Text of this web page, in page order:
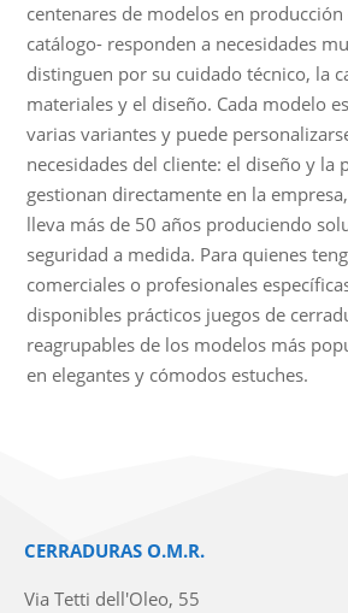
centenares de modelos en
catálogo- responden a necesidades
distinguen por su cuidado técnico, la
materiales y el diseño. Cada modelo
varias variantes y puede
necesidades del cliente: el diseño y la
gestionan directamente en la
lleva más de 50 años produciendo
seguridad a medida. Para quienes
comerciales o profesionales
disponibles prácticos juegos de
reagrupables de los modelos más
en elegantes y cómodos estuches.
CERRADURAS O.M.R.
Via Tetti dell'Oleo, 55